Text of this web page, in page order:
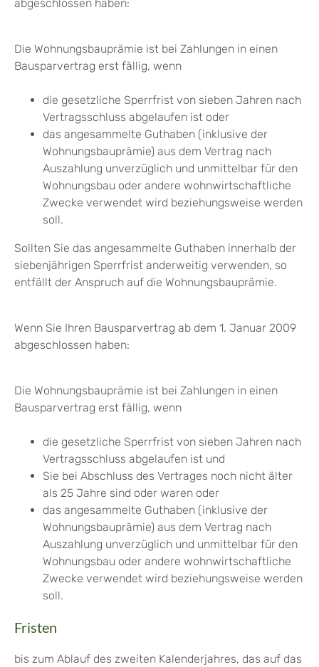
abgeschlossen haben:
Die Wohnungsbauprämie ist bei Zahlungen in einen
Bausparvertrag erst fällig, wenn
die gesetzliche Sperrfrist von sieben Jahren nach
Vertragsschluss abgelaufen ist oder
das angesammelte Guthaben (inklusive der
Wohnungsbauprämie) aus dem Vertrag nach
Auszahlung unverzüglich und unmittelbar für den
Wohnungsbau oder andere wohnwirtschaftliche
Zwecke verwendet wird beziehungsweise werden
soll.
Sollten Sie das angesammelte Guthaben innerhalb der
siebenjährigen Sperrfrist anderweitig verwenden, so
entfällt der Anspruch auf die Wohnungsbauprämie.
Wenn Sie Ihren Bausparvertrag ab dem 1. Januar 2009
abgeschlossen haben:
Die Wohnungsbauprämie ist bei Zahlungen in einen
Bausparvertrag erst fällig, wenn
die gesetzliche Sperrfrist von sieben Jahren nach
Vertragsschluss abgelaufen ist und
Sie bei Abschluss des Vertrages noch nicht älter
als 25 Jahre sind oder waren oder
das angesammelte Guthaben (inklusive der
Wohnungsbauprämie) aus dem Vertrag nach
Auszahlung unverzüglich und unmittelbar für den
Wohnungsbau oder andere wohnwirtschaftliche
Zwecke verwendet wird beziehungsweise werden
soll.
Fristen
bis zum Ablauf des zweiten Kalenderjahres, das auf das